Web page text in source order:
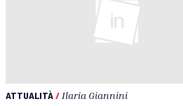
ATTUALITÀ/ Ilaria Giannini